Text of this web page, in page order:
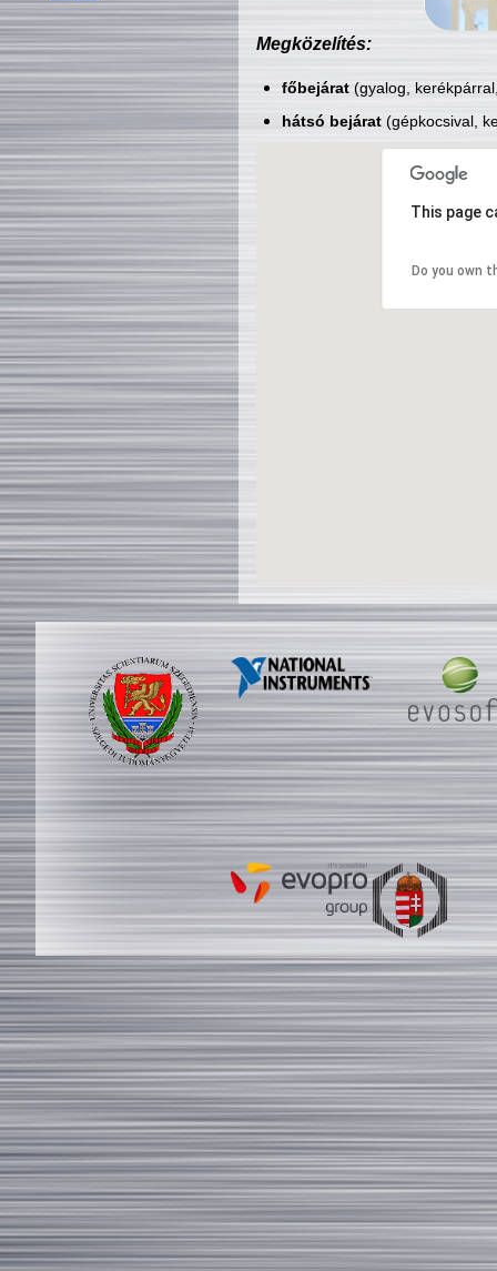
Megközelítés:
főbejárat(gyalog,
hátsó bejárat(gépkocsival,
This page
Do you own